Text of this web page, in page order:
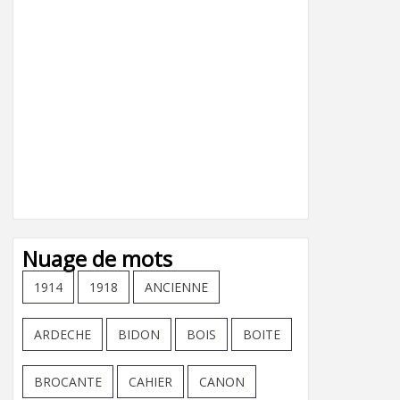
Nuage de mots
1914 1918 ANCIENNE
ARDECHE BIDON BOIS BOITE
BROCANTE CAHIER CANON